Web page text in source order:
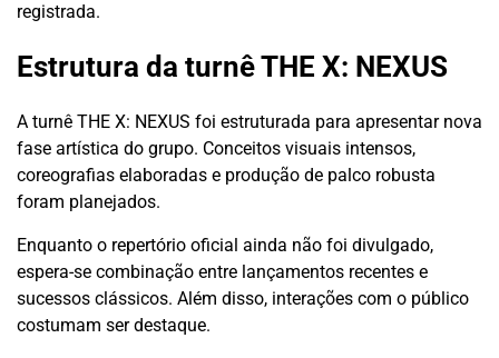
registrada.
Estrutura da turnê THE X: NEXUS
A turnê THE X: NEXUS foi estruturada para apresentar nova
fase artística do grupo. Conceitos visuais intensos,
coreografias elaboradas e produção de palco robusta
foram planejados.
Enquanto o repertório oficial ainda não foi divulgado,
espera-se combinação entre lançamentos recentes e
sucessos clássicos. Além disso, interações com o público
costumam ser destaque.